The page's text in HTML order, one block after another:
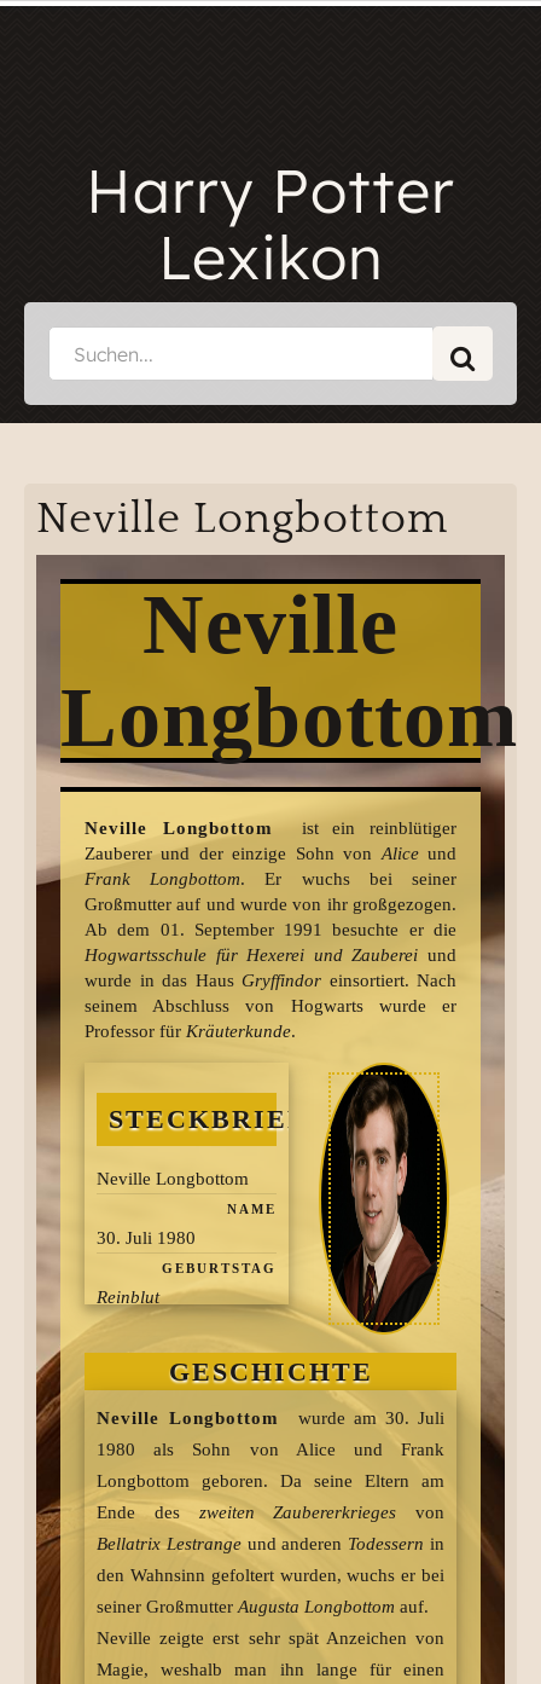
Harry Potter
Lexikon
Neville Longbottom
Neville
Longbottom
Neville Longbottom
ist ein reinblütiger
Zauberer und der einzige Sohn von Aliceund
Frank Longbottom. Er wuchs bei seiner
Großmutter auf und wurde von ihr großgezogen.
Ab dem 01. September 1991 besuchte er die
Hogwartsschule für Hexerei und Zauberei und
wurde in das Haus Gryffindor einsortiert. Nach
seinem Abschluss von Hogwarts wurde er
Professor für Kräuterkunde.
STECKBRIEF
Neville Longbottom
NAME
30. Juli 1980
GEBURTSTAG
Reinblut
Gryffindor/Hogwarts
HAUS/SCHULE
Kirsche, Einhornhaar
ZAUBERSTAB
Auror(kurzfristig)/
Professor für
Kräuterkunde
GESCHICHTE
Neville Longbottom
wurde am 30. Juli
1980 als Sohn von Alice und Frank
Longbottom geboren. Da seine Eltern am
Ende des zweiten Zaubererkrieges von
Bellatrix Lestrangeund anderen Todessern in
den Wahnsinn gefoltert wurden, wuchs er bei
seiner Großmutter Augusta Longbottom auf.
Neville zeigte erst sehr spät Anzeichen von
Magie, weshalb man ihn lange für einen